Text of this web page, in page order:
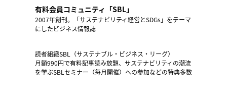
有料会員コミュニティ「SBL」
2007年創刊。「サステナビリティ経営とSDGs」をテーマ
にしたビジネス情報誌
読者組織SBL（サステナブル・ビジネス・リーグ）
月額990円で有料記事読み放題、サステナビリティの潮流
を学ぶSBLセミナー（毎月開催）への参加などの特典多数